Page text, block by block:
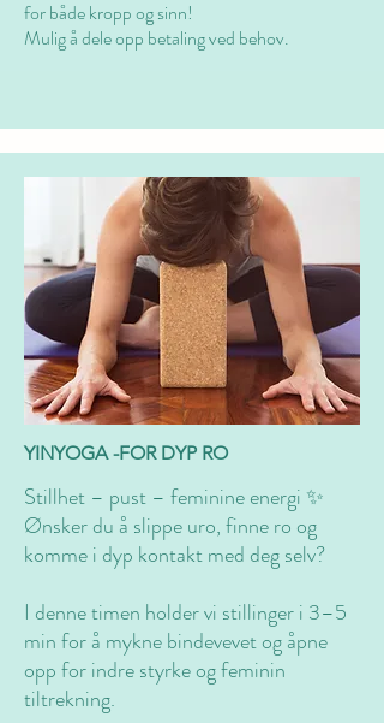
for både kropp og sinn!
Mulig å dele opp betaling ved behov.
YINYOGA -FOR DYP RO
Stillhet – pust – feminine energi ✨
Ønsker du å slippe uro, finne ro og
komme i dyp kontakt med deg selv?
I denne timen holder vi stillinger i 3–5
min for å mykne bindevevet og åpne
opp for indre styrke og feminin
tiltrekning.